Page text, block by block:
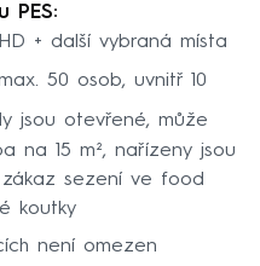
PES:
+ další vybraná místa
50 osob, uvnitř 10
jsou otevřené, může
na 15 m², nařízeny jsou
sezení ve food
koutky
není omezen